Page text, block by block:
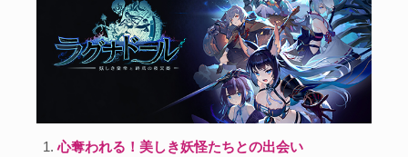
心奪われる！美しき妖怪たちとの出会い